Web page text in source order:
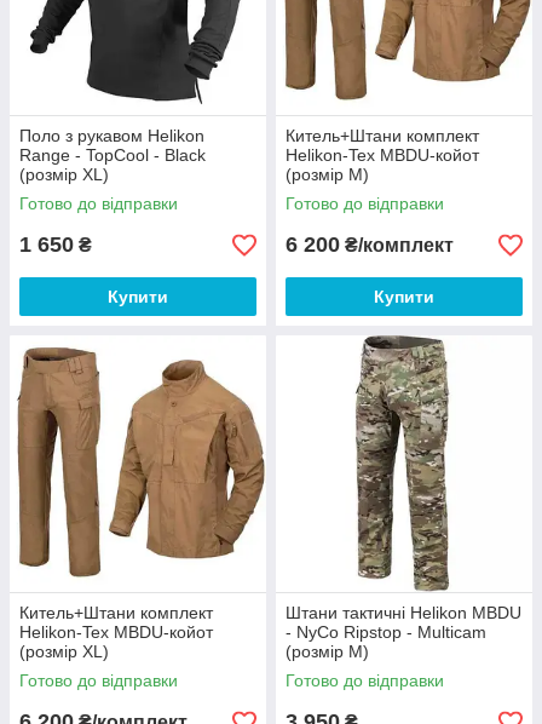
Поло з рукавом Helikon
Range - TopCool - Black
(розмір XL)
Готово до відправки
1 650 ₴
Купити
Китель+Штани комплект
Helikon-Tex MBDU-койот
(розмір М)
Готово до відправки
6 200 ₴/комплект
Купити
Китель+Штани комплект
Helikon-Tex MBDU-койот
(розмір XL)
Готово до відправки
Штани тактичні Helikon MBDU
- NyCo Ripstop - Multicam
(розмір М)
Готово до відправки